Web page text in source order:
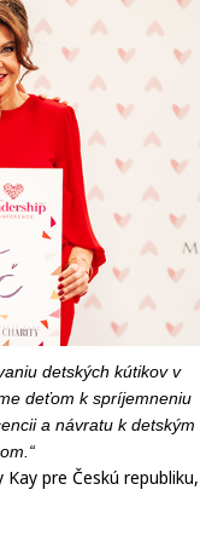
detských kútikov v
deťom k spríjemneniu
a návratu k detským
pre Českú republiku,